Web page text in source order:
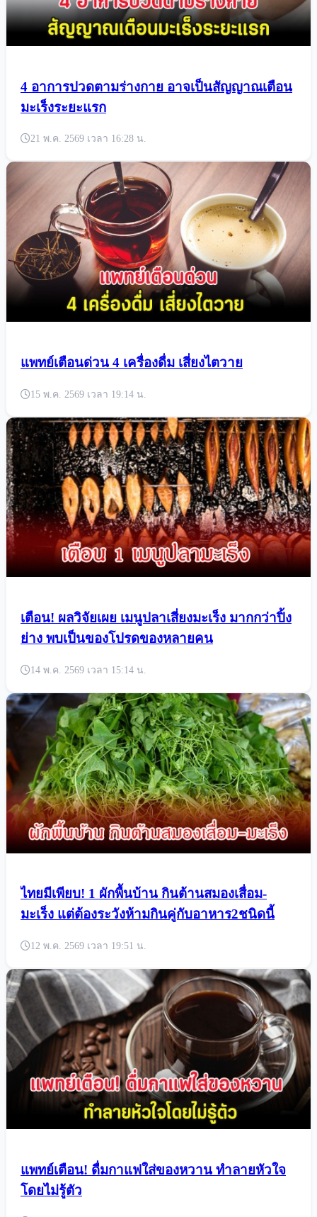
4 อาการปวดตามร่างกาย อาจเป็นสัญญาณเตือน
มะเร็งระยะแรก
21 พ.ค. 2569 เวลา 16:28 น.
แพทย์เตือนด่วน 4 เครื่องดื่ม เสี่ยงไตวาย
15 พ.ค. 2569 เวลา 19:14 น.
เตือน! ผลวิจัยเผย เมนูปลาเสี่ยงมะเร็ง มากกว่าปิ้ง
ย่าง พบเป็นของโปรดของหลายคน
14 พ.ค. 2569 เวลา 15:14 น.
ไทยมีเพียบ! 1 ผักพื้นบ้าน กินต้านสมองเสื่อม-
มะเร็ง แต่ต้องระวังห้ามกินคู่กับอาหาร2ชนิดนี้
12 พ.ค. 2569 เวลา 19:51 น.
แพทย์เตือน! ดื่มกาแฟใส่ของหวาน ทำลายหัวใจ
โดยไม่รู้ตัว